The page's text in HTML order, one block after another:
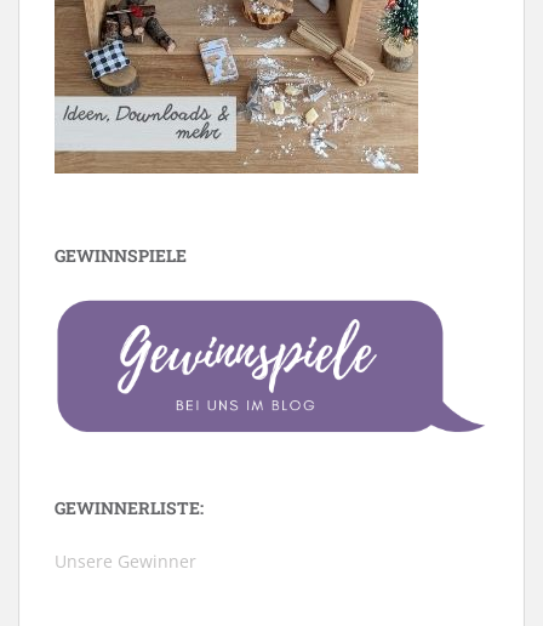
GEWINNSPIELE
GEWINNERLISTE:
Unsere Gewinner